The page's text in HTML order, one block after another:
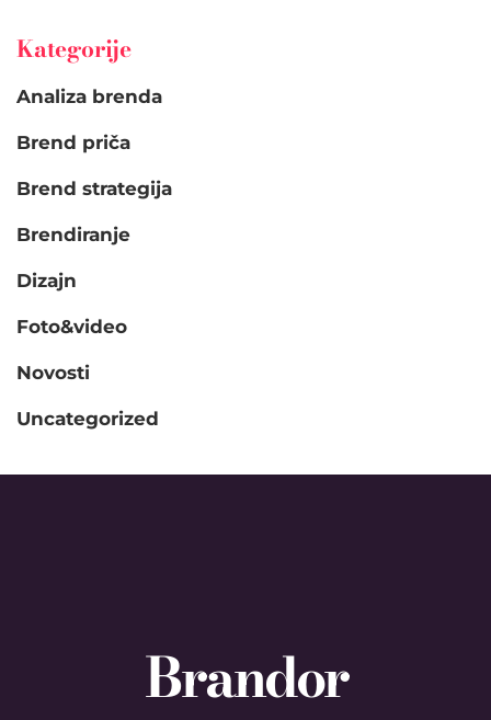
Kategorije
Analiza brenda
Brend priča
Brend strategija
Brendiranje
Dizajn
Foto&video
Novosti
Uncategorized
Brandor